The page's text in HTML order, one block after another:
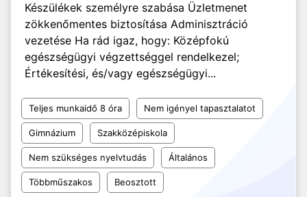
Készülékek személyre szabása Üzletmenet
zökkenőmentes biztosítása Adminisztráció
vezetése Ha rád igaz, hogy: Középfokú
egészségügyi végzettséggel rendelkezel;
Értékesítési, és/vagy egészségügyi...
Teljes munkaidő 8 óra Nem igényel tapasztalatot
Gimnázium Szakközépiskola
Nem szükséges nyelvtudás Általános
Többműszakos Beosztott